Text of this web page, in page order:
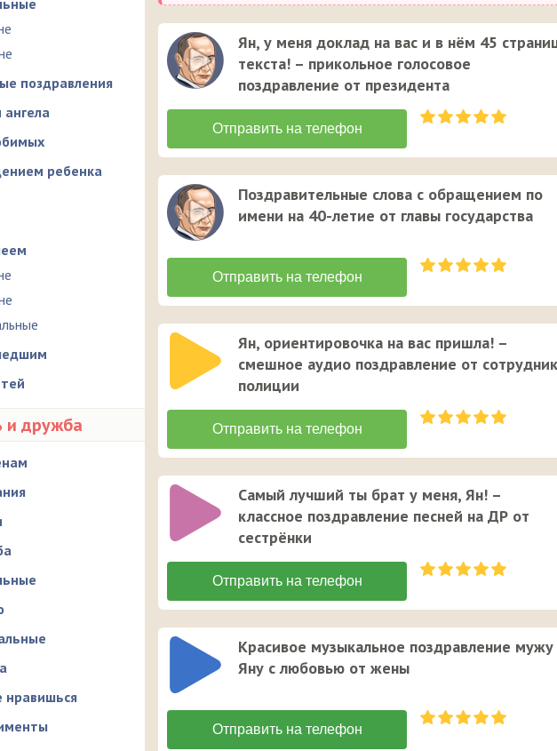
поздравления
ребенка
и дружба
нравишься
Ян, у меня доклад на вас и в нём 45
текста! – прикольное голосовое
поздравление от президента
Поздравительные слова с обращением по
имени на 40-летие от главы государства
Ян, ориентировочка на вас пришла! –
смешное аудио поздравление от
полиции
Самый лучший ты брат у меня, Ян! –
классное поздравление песней на ДР от
сестрёнки
Красивое музыкальное поздравление мужу
Яну с любовью от жены